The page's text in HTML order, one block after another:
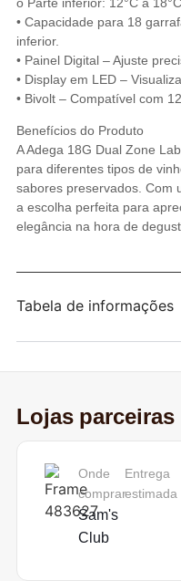
• Capacidade para 18
inferior.
• Painel Digital – Ajuste
• Display em LED –
• Bivolt – Compatível com
Benefícios do Produto
A Adega 18G Dual Zone
para diferentes tipos de
sabores preservados. Com
a escolha perfeita para
elegância na hora de
Tabela de informações
Lojas parceiras
Onde
comprar
Sam's
Club
Entrega
estimada